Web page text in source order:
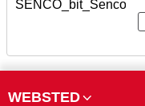
WEBSTED